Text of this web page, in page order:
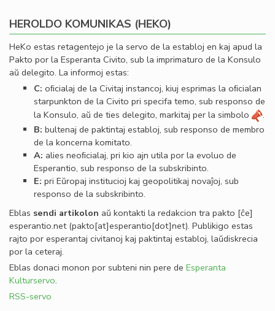
HEROLDO KOMUNIKAS (HEKO)
HeKo estas retagentejo je la servo de la establoj en kaj apud la
Pakto por la Esperanta Civito, sub la imprimaturo de la Konsulo
aŭ delegito. La informoj estas:
C: oﬁcialaj de la Civitaj instancoj, kiuj esprimas la oﬁcialan
starpunkton de la Civito pri specifa temo, sub responso de
la Konsulo, aŭ de ties delegito, markitaj per la simbolo
.
B: bultenaj de paktintaj establoj, sub responso de membro
de la koncerna komitato.
A: alies neoﬁcialaj, pri kio ajn utila por la evoluo de
Esperantio, sub responso de la subskribinto.
E: pri Eŭropaj institucioj kaj geopolitikaj novaĵoj, sub
responso de la subskribinto.
Eblas sendi artikolon aŭ kontakti la redakcion tra pakto [ĉe]
esperantio.net(pakto[at]esperantio[dot]net). Publikigo estas
rajto por esperantaj civitanoj kaj paktintaj establoj, laŭdiskrecia
por la ceteraj.
Eblas donaci monon por subteni nin pere de Esperanta
Kulturservo.
RSS-servo